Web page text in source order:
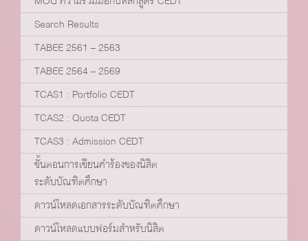
Search Results
TABEE 2561 – 2563
TABEE 2564 – 2569
TCAS1 : Portfolio CEDT
TCAS2 : Quota CEDT
TCAS3 : Admission CEDT
ขั้นตอนการเขียนคำร้องของนิสิต
ระดับบัณฑิตศึกษา
ดาวน์โหลดเอกสารระดับบัณฑิตศึกษา
ดาวน์โหลดแบบฟอร์มสำหรับนิสิต